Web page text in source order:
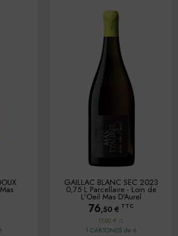
GAILLAC BLANC SEC 2023
0,75 L Parcellaire - Loin de
L'Oeil Mas D'Aurel
76,50 € TTC
17,00 € /L
1 CARTON(S) de 6